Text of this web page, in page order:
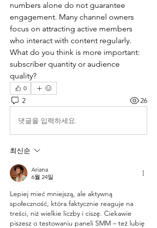
numbers alone do not guarantee
engagement. Many channel owners
focus on attracting active members
who interact with content regularly.
What do you think is more important:
subscriber quantity or audience
quality?
0
2 26
댓글을 입력하세요.
최신순
Ariana
6월 24일
Lepiej mieć mniejszą, ale aktywną
społeczność, która faktycznie reaguje na
treści, niż wielkie liczby i ciszę. Ciekawie
piszesz o testowaniu paneli SMM – też lubię